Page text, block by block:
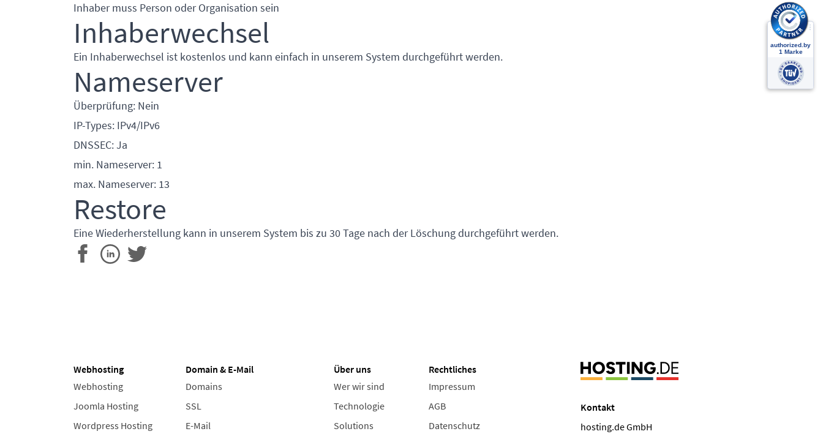
Inhaber muss Person oder Organisation sein
Inhaberwechsel
Ein Inhaberwechsel ist kostenlos und kann einfach in unserem System durchgeführt werden.
Nameserver
Überprüfung: Nein
IP-Types: IPv4/IPv6
DNSSEC: Ja
min. Nameserver: 1
max. Nameserver: 13
Restore
Eine Wiederherstellung kann in unserem System bis zu 30 Tage nach der Löschung durchgeführt werden.
Webhosting
Webhosting
Joomla Hosting
Wordpress Hosting
Domain & E-Mail
Domains
SSL
E-Mail
Über uns
Wer wir sind
Technologie
Solutions
Rechtliches
Impressum
AGB
Datenschutz
Kontakt
hosting.de GmbH